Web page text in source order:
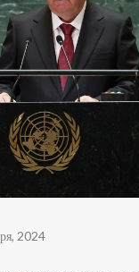
2024